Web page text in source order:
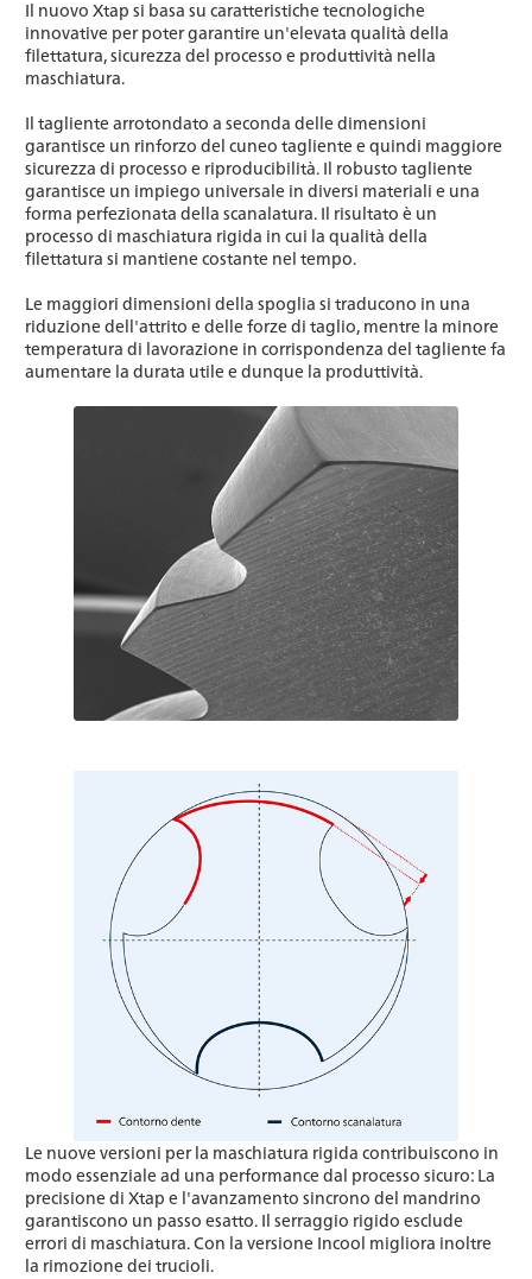
Il nuovo Xtap si basa su caratteristiche tecnologiche
innovative per poter garantire un'elevata qualità della
filettatura, sicurezza del processo e produttività nella
maschiatura.
Il tagliente arrotondato a seconda delle dimensioni
garantisce un rinforzo del cuneo tagliente e quindi maggiore
sicurezza di processo e riproducibilità. Il robusto tagliente
garantisce un impiego universale in diversi materiali e una
forma perfezionata della scanalatura. Il risultato è un
processo di maschiatura rigida in cui la qualità della
filettatura si mantiene costante nel tempo.
Le maggiori dimensioni della spoglia si traducono in una
riduzione dell'attrito e delle forze di taglio, mentre la minore
temperatura di lavorazione in corrispondenza del tagliente fa
aumentare la durata utile e dunque la produttività.
Le nuove versioni per la maschiatura rigida contribuiscono in
modo essenziale ad una performance dal processo sicuro: La
precisione di Xtap e l'avanzamento sincrono del mandrino
garantiscono un passo esatto. Il serraggio rigido esclude
errori di maschiatura. Con la versione Incool migliora inoltre
la rimozione dei trucioli.